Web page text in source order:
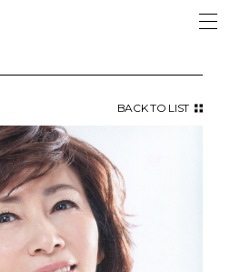
BACK TO LIST